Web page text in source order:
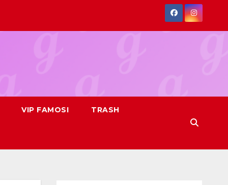
VIP FAMOSI TRASH